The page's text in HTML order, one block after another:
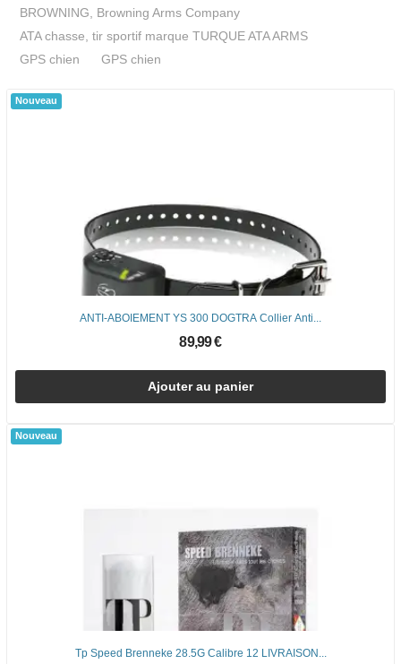
BROWNING, Browning Arms Company
ATA chasse, tir sportif marque TURQUE ATA ARMS
GPS chien
GPS chien
Nouveau
ANTI-ABOIEMENT YS 300 DOGTRA Collier Anti...
89,99 €
Ajouter au panier
Nouveau
Tp Speed Brenneke 28.5G Calibre 12 LIVRAISON...